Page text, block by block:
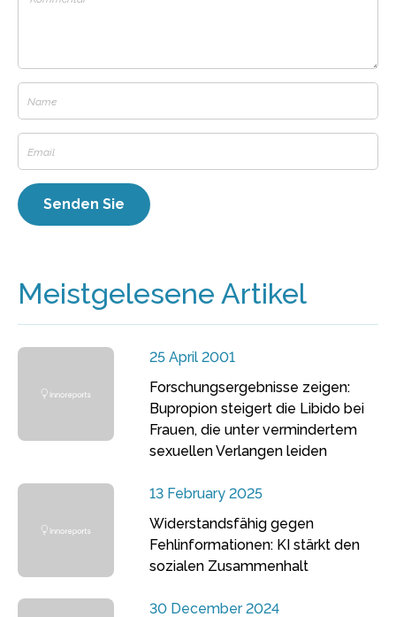
Meistgelesene Artikel
25 April 2001
Forschungsergebnisse zeigen:
Bupropion steigert die Libido bei
Frauen, die unter vermindertem
sexuellen Verlangen leiden
13 February 2025
Widerstandsfähig gegen
Fehlinformationen: KI stärkt den
sozialen Zusammenhalt
30 December 2024